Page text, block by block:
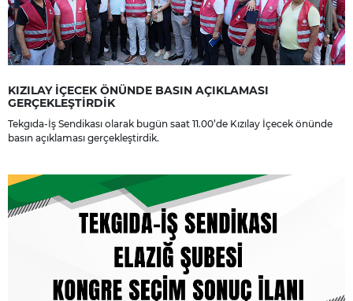
KIZILAY İÇECEK ÖNÜNDE BASIN AÇIKLAMASI
GERÇEKLEŞTİRDİK
Tekgıda-İş Sendikası olarak bugün saat 11.00’de Kızılay İçecek önünde
basın açıklaması gerçekleştirdik.